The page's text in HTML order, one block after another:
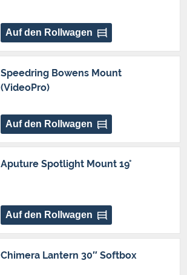
Auf den Rollwagen
Speedring Bowens Mount
(VideoPro)
Auf den Rollwagen
Aputure Spotlight Mount 19°
Auf den Rollwagen
Chimera Lantern 30″ Softbox